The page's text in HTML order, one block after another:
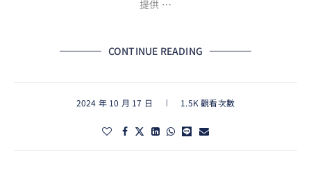
提供 …
CONTINUE READING
2024 年 10 月 17 日 1.5K 觀看次數